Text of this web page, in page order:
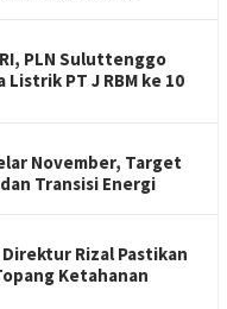
PLN Suluttenggo
PT J RBM ke 10
November, Target
Transisi Energi
Rizal Pastikan
Ketahanan